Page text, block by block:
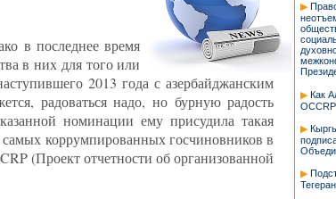
Как
в последнее время
в них для того или
2013 года с азербайджанским
радоваться надо, но бурную радость
номинации ему присудила такая
самых коррумпированных госчиновников в
(Проект отчетности об организованной